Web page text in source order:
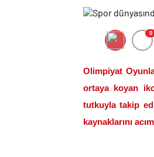
0
Olimpiyat
ortaya koyan
tutkuyla takip
kaynaklarını